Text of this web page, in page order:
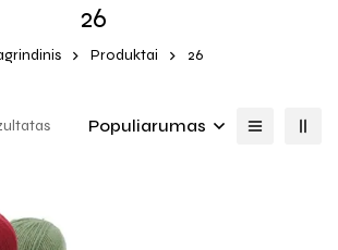
26
Produktai 26
Populiarumas